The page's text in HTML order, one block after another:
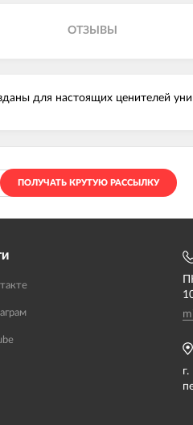
ОТЗЫВЫ
для настоящих ценителей
ПОЛУЧАТЬ КРУТУЮ РАССЫЛКУ